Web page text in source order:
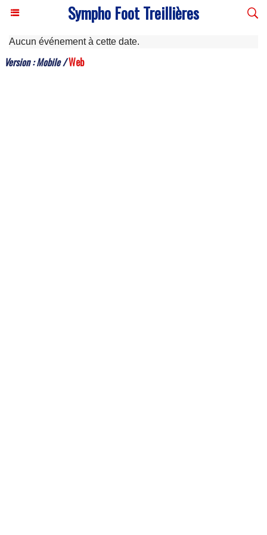
Sympho Foot Treillières
Aucun événement à cette date.
Version :Mobile/Web